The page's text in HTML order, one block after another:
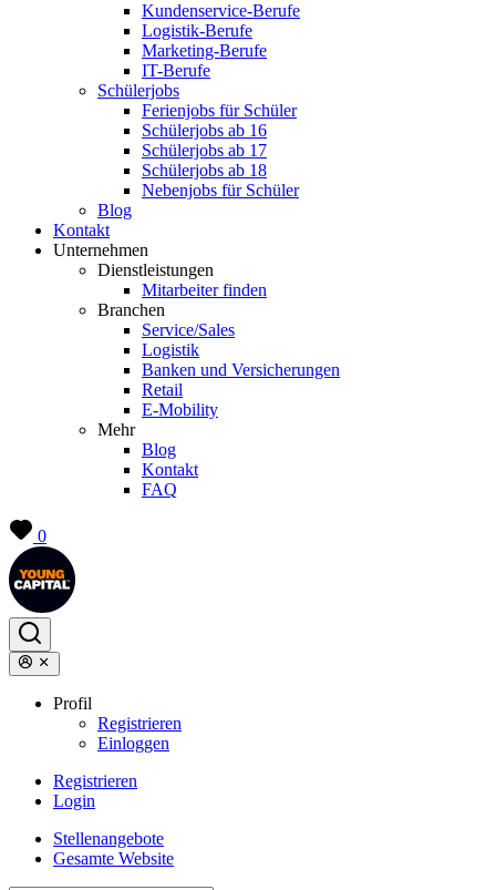
Kundenservice-Berufe
Logistik-Berufe
Marketing-Berufe
IT-Berufe
Schülerjobs
Ferienjobs für Schüler
Schülerjobs ab 16
Schülerjobs ab 17
Schülerjobs ab 18
Nebenjobs für Schüler
Blog
Kontakt
Unternehmen
Dienstleistungen
Mitarbeiter finden
Branchen
Service/Sales
Logistik
Banken und Versicherungen
Retail
E-Mobility
Mehr
Blog
Kontakt
FAQ
0
Profil
Registrieren
Einloggen
Registrieren
Login
Stellenangebote
Gesamte Website